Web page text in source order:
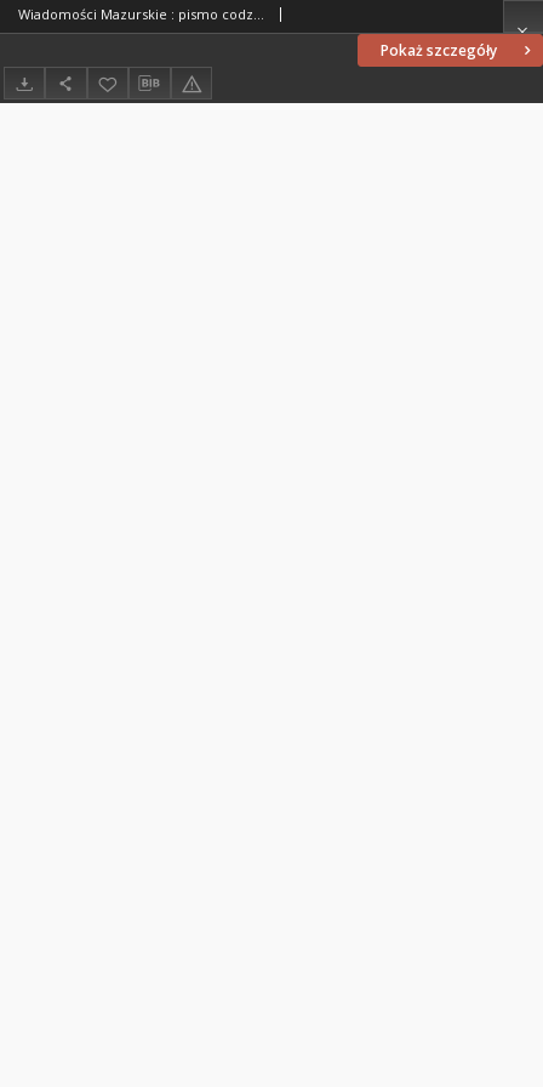
Pokaż szczegóły
Wiadomości Mazurskie : pismo codzienne. 1946 (R. 2), nr 136 (147)